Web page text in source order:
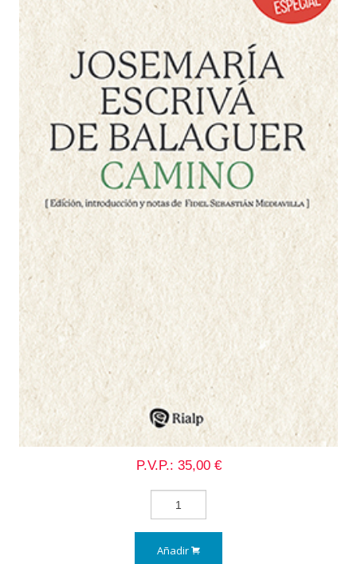
P.V.P.: 35,00 €
Añadir